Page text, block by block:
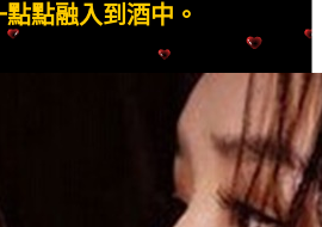
點融入到酒中。